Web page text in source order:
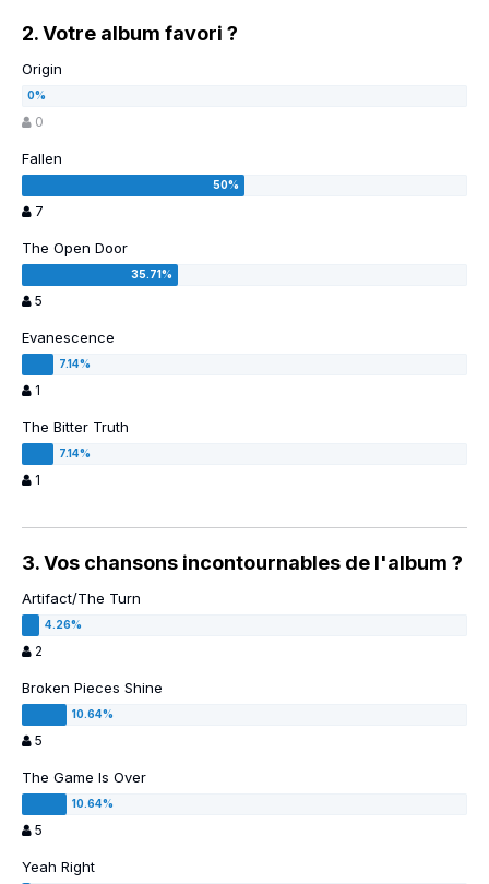
2. Votre album favori ?
Origin
0
Fallen
7
The Open Door
5
Evanescence
1
The Bitter Truth
1
3. Vos chansons incontournables de l'album ?
Artifact/The Turn
2
Broken Pieces Shine
5
The Game Is Over
5
Yeah Right